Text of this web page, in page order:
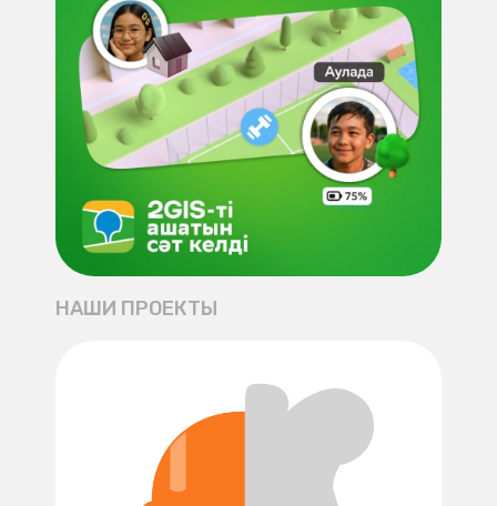
НАШИ ПРОЕКТЫ